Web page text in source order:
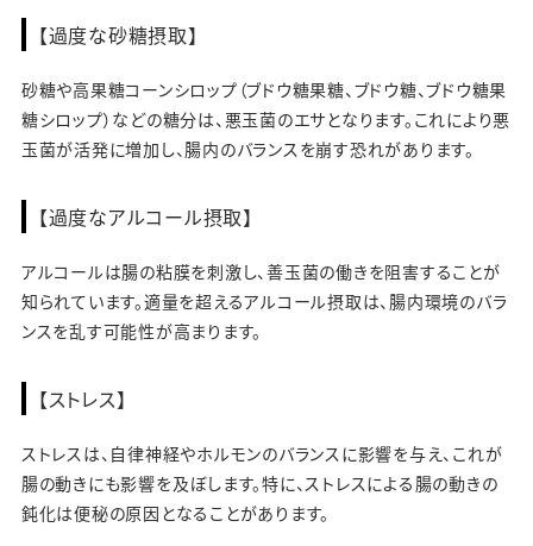
【過度な砂糖摂取】
砂糖や高果糖コーンシロップ（ブドウ糖果糖、ブドウ糖、ブドウ糖果
糖シロップ）などの糖分は、悪玉菌のエサとなります。これにより悪
玉菌が活発に増加し、腸内のバランスを崩す恐れがあります。
【過度なアルコール摂取】
アルコールは腸の粘膜を刺激し、善玉菌の働きを阻害することが
知られています。適量を超えるアルコール摂取は、腸内環境のバラ
ンスを乱す可能性が高まります。
【ストレス】
ストレスは、自律神経やホルモンのバランスに影響を与え、これが
腸の動きにも影響を及ぼします。特に、ストレスによる腸の動きの
鈍化は便秘の原因となることがあります。